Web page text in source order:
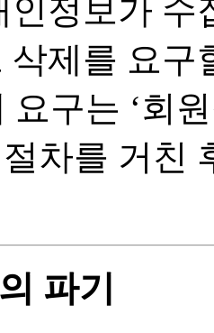
인정보가 수
삭제를 요구
요구는 ‘회
차를 거친
파기